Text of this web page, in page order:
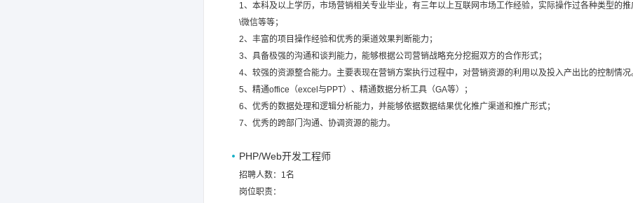
1、本科及以上学历，市场营销相关专业毕业，有三年以上互联网市场工作经验，实际操作过各种类型的
\微信等等；
2、丰富的项目操作经验和优秀的渠道效果判断能力；
3、具备极强的沟通和谈判能力，能够根据公司营销战略充分挖掘双方的合作形式；
4、较强的资源整合能力。主要表现在营销方案执行过程中，对营销资源的利用以及投入产出比的控制情况
5、精通office（excel与PPT）、精通数据分析工具（GA等）；
6、优秀的数据处理和逻辑分析能力，并能够依据数据结果优化推广渠道和推广形式；
7、优秀的跨部门沟通、协调资源的能力。
PHP/Web开发工程师
招聘人数：1名
岗位职责：